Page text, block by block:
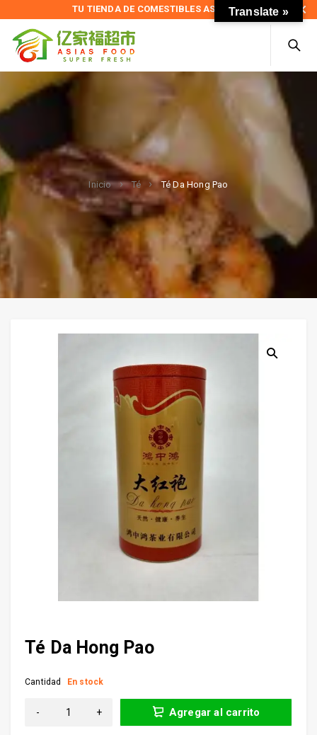
TU TIENDA DE COMESTIBLES ASIÁTICOS
Inicio Té Té Da Hong Pao
Té Da Hong Pao
Cantidad En stock
Agregar al carrito
Translate »